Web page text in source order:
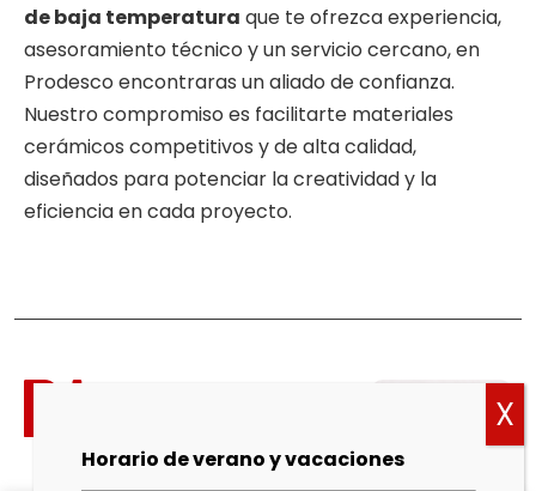
de baja temperatura que te ofrezca experiencia,
asesoramiento técnico y un servicio cercano, en
Prodesco encontraras un aliado de confianza.
Nuestro compromiso es facilitarte materiales
cerámicos competitivos y de alta calidad,
diseñados para potenciar la creatividad y la
eficiencia en cada proyecto.
cookies
Horario de verano y vacaciones